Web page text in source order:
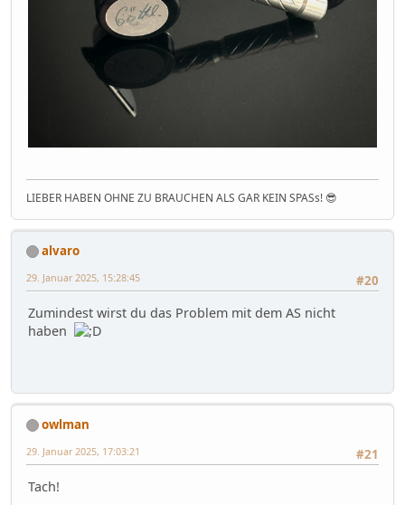
LIEBER HABEN OHNE ZU BRAUCHEN ALS GAR KEIN SPASs! 😎
alvaro
#20
29. Januar 2025, 15:28:45
Zumindest wirst du das Problem mit dem AS nicht
haben
owlman
#21
29. Januar 2025, 17:03:21
Tach!